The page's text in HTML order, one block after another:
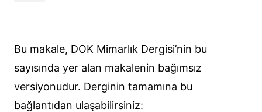
Bu makale, DOK Mimarlık Dergisi’nin bu
sayısında yer alan makalenin bağımsız
versiyonudur. Derginin tamamına bu
bağlantıdan ulaşabilirsiniz: